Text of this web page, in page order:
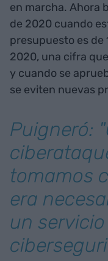
en marcha. Ahora
de 2020 cuando
presupuesto es de
2020, una cifra
y cuando se
se eviten nuevas
Puigneró:
tomamos
era
un